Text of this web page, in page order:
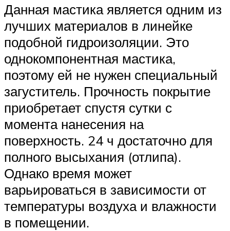
Данная мастика является одним из
лучших материалов в линейке
подобной гидроизоляции. Это
однокомпонентная мастика,
поэтому ей не нужен специальный
загуститель. Прочность покрытие
приобретает спустя сутки с
момента нанесения на
поверхность. 24 ч достаточно для
полного высыхания (отлипа).
Однако время может
варьироваться в зависимости от
температуры воздуха и влажности
в помещении.